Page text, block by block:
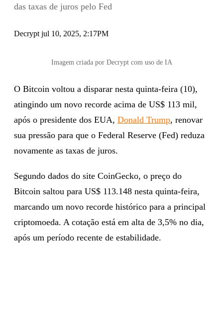
das taxas de juros pelo Fed
Decrypt jul 10, 2025, 2:17PM
Imagem criada por Decrypt com uso de IA
O Bitcoin voltou a disparar nesta quinta-feira (10),
atingindo um novo recorde acima de US$ 113 mil,
após o presidente dos EUA, Donald Trump, renovar
sua pressão para que o Federal Reserve (Fed) reduza
novamente as taxas de juros.
Segundo dados do site CoinGecko, o preço do
Bitcoin saltou para US$ 113.148 nesta quinta-feira,
marcando um novo recorde histórico para a principal
criptomoeda. A cotação está em alta de 3,5% no dia,
após um período recente de estabilidade.